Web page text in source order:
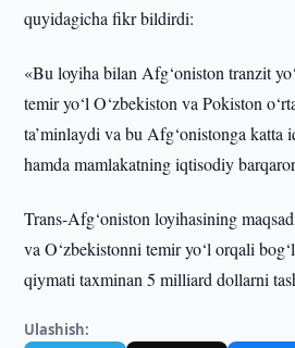
quyidagicha fikr bildirdi:
«Bu loyiha bilan Afg‘oniston tranzit
temir yo‘l O‘zbekiston va Pokiston
ta’minlaydi va bu Afg‘onistonga katta
hamda mamlakatning iqtisodiy
Trans-Afg‘oniston loyihasining
va O‘zbekistonni temir yo‘l orqali
qiymati taxminan 5 milliard dollarni
Ulashish: